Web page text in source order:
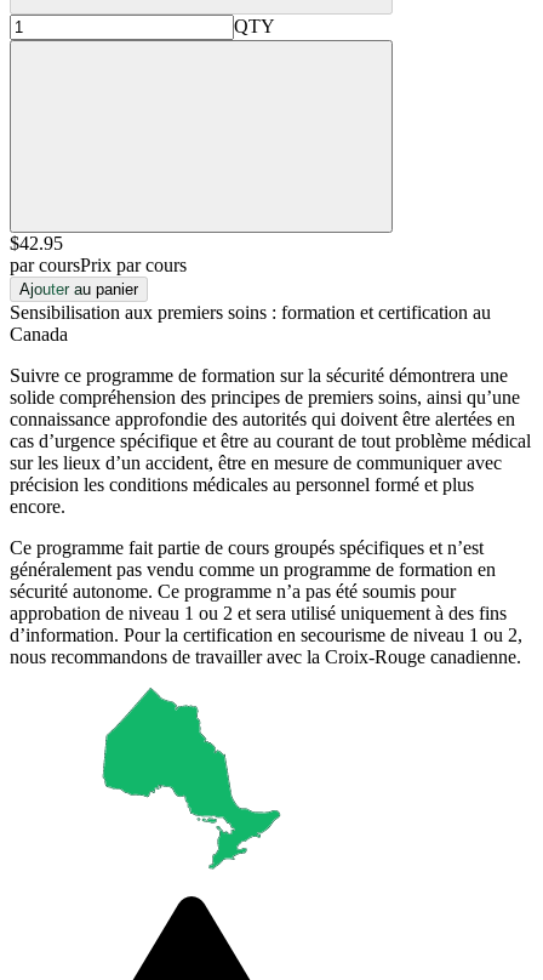
QTY
$42.95
par coursPrix par cours
Ajouter au panier
Sensibilisation aux premiers soins : formation et certification au
Canada
Suivre ce programme de formation sur la sécurité démontrera une
solide compréhension des principes de premiers soins, ainsi qu’une
connaissance approfondie des autorités qui doivent être alertées en
cas d’urgence spécifique et être au courant de tout problème médical
sur les lieux d’un accident, être en mesure de communiquer avec
précision les conditions médicales au personnel formé et plus
encore.
Ce programme fait partie de cours groupés spécifiques et n’est
généralement pas vendu comme un programme de formation en
sécurité autonome. Ce programme n’a pas été soumis pour
approbation de niveau 1 ou 2 et sera utilisé uniquement à des fins
d’information. Pour la certification en secourisme de niveau 1 ou 2,
nous recommandons de travailler avec la Croix-Rouge canadienne.